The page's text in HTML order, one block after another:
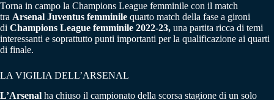
Torna in campo la Champions League femminile con il match
tra Arsenal Juventus femminile quarto match della fase a gironi
di Champions League femminile 2022-23, una partita ricca di temi
interessanti e soprattutto punti importanti per la qualificazione ai quarti
di finale.
LA VIGILIA DELL’ARSENAL
L’Arsenal ha chiuso il campionato della scorsa stagione di un solo